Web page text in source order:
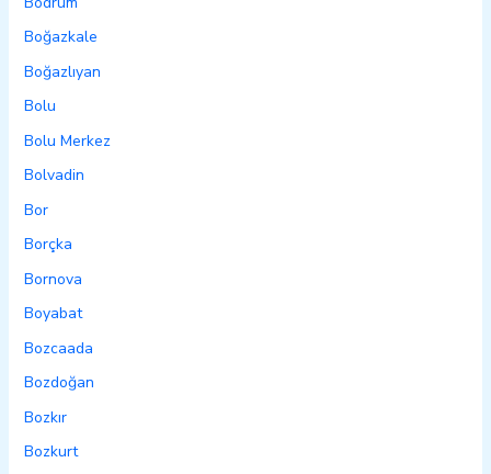
Boğazkale
Boğazlıyan
Bolu
Bolu Merkez
Bolvadin
Bor
Borçka
Bornova
Boyabat
Bozcaada
Bozdoğan
Bozkır
Bozkurt